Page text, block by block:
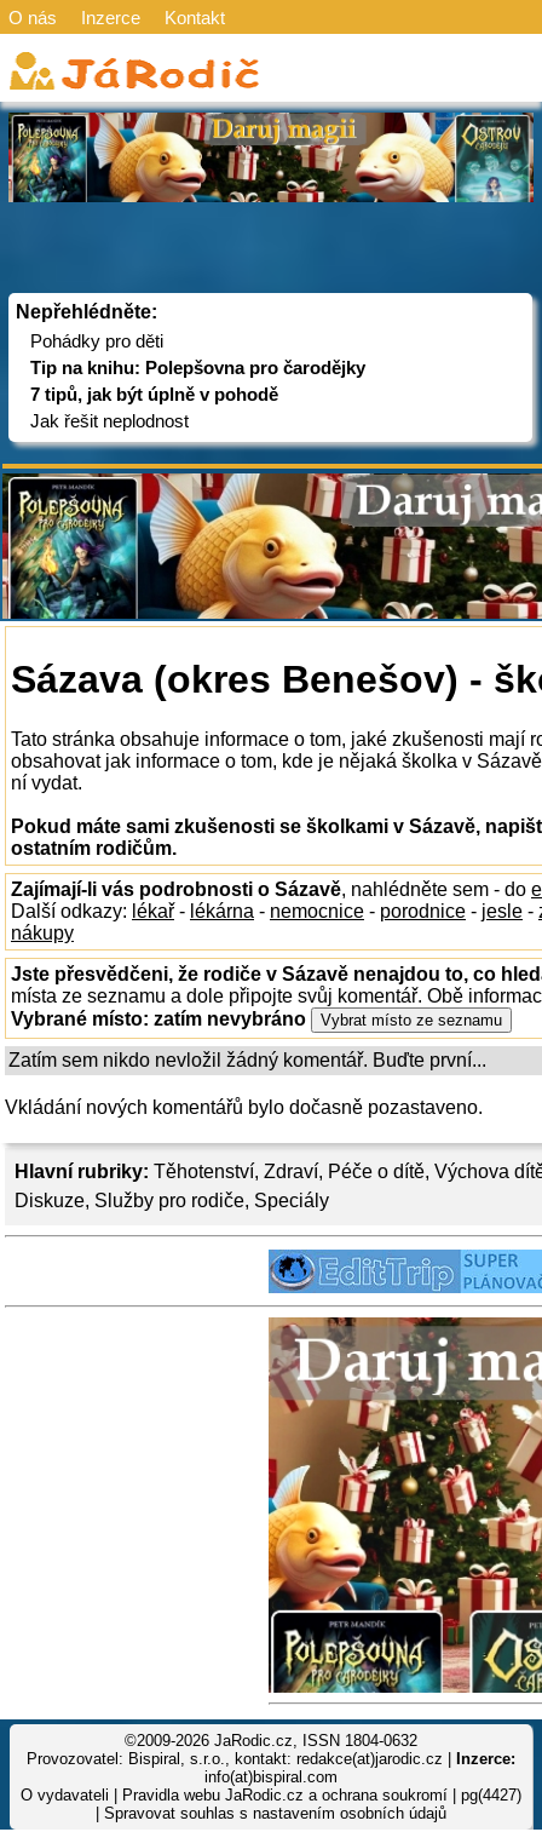
O nás Inzerce Kontakt
Nepřehlédněte:
Pohádky pro děti
Tip na knihu: Polepšovna pro čarodějky
7 tipů, jak být úplně v pohodě
Jak řešit neplodnost
Hlavní rubriky: Těhotenství, Zdraví, Péče o dítě, Výchova
Diskuze, Služby pro rodiče, Speciály
Sázava (okres Benešov) -
Tato stránka obsahuje informace o tom, jaké zkušenosti mají
obsahovat jak informace o tom, kde je nějaká školka v
ní vydat.
Pokud máte sami zkušenosti se školkami v Sázavě,
ostatním rodičům.
Zajímají-li vás podrobnosti o Sázavě, nahlédněte sem - do
Další odkazy: lékař - lékárna - nemocnice - porodnice - jesle -
nákupy
Jste přesvědčeni, že rodiče v Sázavě nenajdou to, co
místa ze seznamu a dole připojte svůj komentář. Obě
Vybrané místo: zatím nevybráno
Zatím sem nikdo nevložil žádný komentář. Buďte první...
Vkládání nových komentářů bylo dočasně pozastaveno.
©2009-2026 JaRodic.cz, ISSN 1804-0632
Provozovatel: Bispiral, s.r.o., kontakt: redakce(at)jarodic.cz |
Inzerce:
info(at)bispiral.com
O vydavateli
Pravidla webu JaRodic.cz a ochrana soukromí | pg(4427)
Spravovat souhlas s nastavením osobních údajů